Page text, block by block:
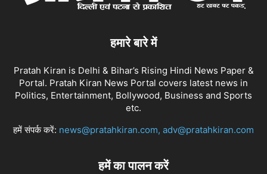
हमारे बारे में
Pratah Kiran is Delhi & Bihar’s Rising Hindi News Paper &
Portal. Pratah Kiran News Portal covers latest news in
Politics, Entertainment, Bollywood, Business and Sports
etc.
हमें संपर्क करें: news@pratahkiran.com, adv@pratahkiran.com
हमें का पालन करें